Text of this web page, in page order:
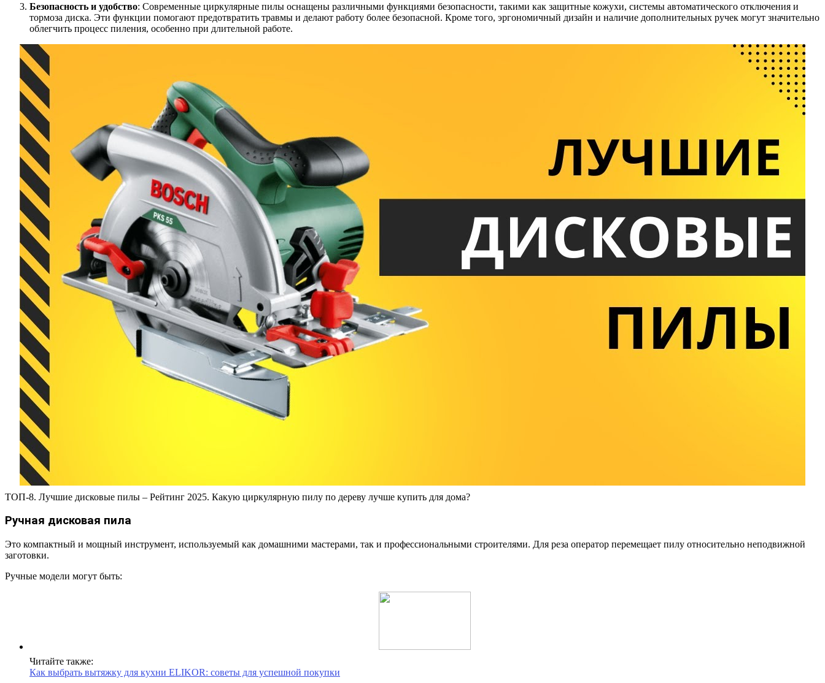
Безопасность и удобство: Современные циркулярные пилы оснащены различными функциями безопасности, такими как защитные кожухи, системы автоматического отключения и
тормоза диска. Эти функции помогают предотвратить травмы и делают работу более безопасной. Кроме того, эргономичный дизайн и наличие дополнительных ручек могут значительно
облегчить процесс пиления, особенно при длительной работе.
ТОП-8. Лучшие дисковые пилы – Рейтинг 2025. Какую циркулярную пилу по дереву лучше купить для дома?
Ручная дисковая пила
Это компактный и мощный инструмент, используемый как домашними мастерами, так и профессиональными строителями. Для реза оператор перемещает пилу относительно неподвижной
заготовки.
Ручные модели могут быть:
Читайте также:
Как выбрать вытяжку для кухни ELIKOR: советы для успешной покупки